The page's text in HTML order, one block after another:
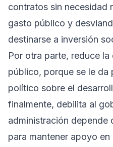
contratos sin necesidad
gasto público y
destinarse a inversión
Por otra parte, reduce
público, porque se le da
político sobre el
finalmente, debilita al
administración depende
para mantener apoyo en